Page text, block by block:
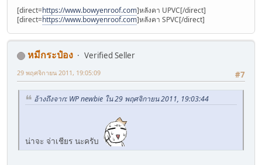
[direct=https://www.bowyenroof.com]หลังคา UPVC[/direct]
[direct=https://www.bowyenroof.com]หลังคา SPVC[/direct]
หมีกระป๋อง
Verified Seller
#7
29 พฤศจิกายน 2011, 19:05:09
อ้างถึงจาก: WP newbie ใน 29 พฤศจิกายน 2011, 19:03:44
น่าจะ จ่าเชียร นะครับ